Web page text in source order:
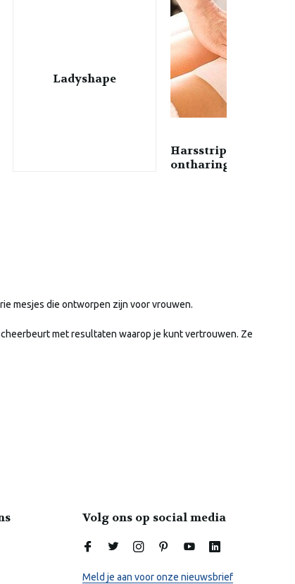
Ladyshape
Harsstrips en
ontharingscreme
mesjes die ontworpen zijn voor vrouwen.
met resultaten waarop je kunt vertrouwen. Ze
Volg ons op social media
Meld je aan voor onze nieuwsbrief